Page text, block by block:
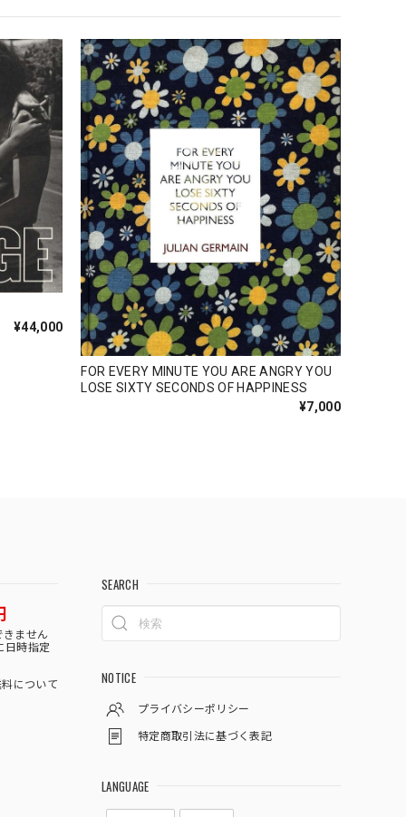
¥44,000
FOR EVERY MINUTE YOU ARE ANGRY YOU
LOSE SIXTY SECONDS OF HAPPINESS
¥7,000
きません
日時指定
について
SEARCH
NOTICE
プライバシーポリシー
特定商取引法に基づく表記
LANGUAGE